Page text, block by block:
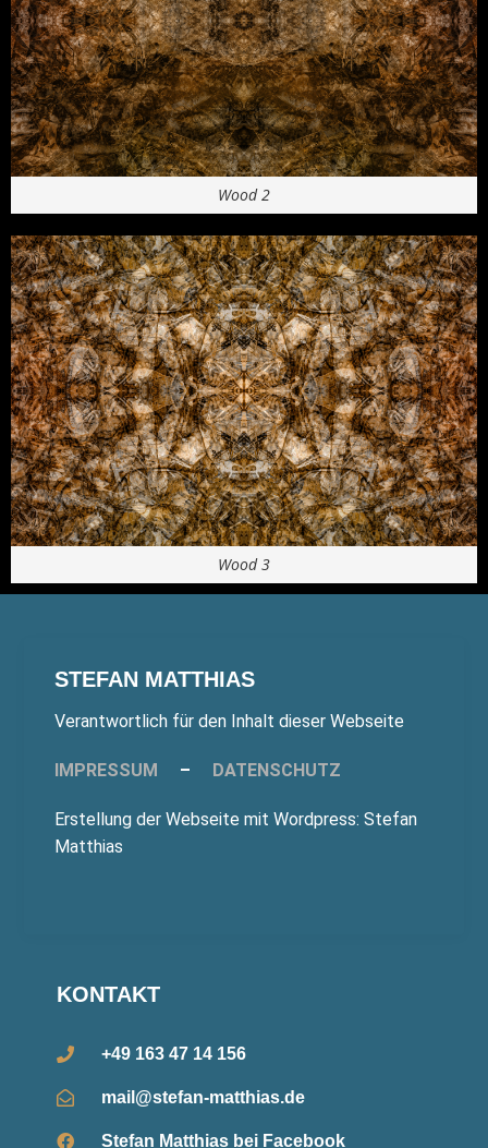
Wood 2
Wood 3
KONTAKT
+49 163 47 14 156
mail@stefan-matthias.de
Stefan Matthias bei Facebook
STEFAN MATTHIAS
Verantwortlich für den Inhalt dieser Webseite
IMPRESSUM – DATENSCHUTZ
Erstellung der Webseite mit Wordpress: Stefan
Matthias